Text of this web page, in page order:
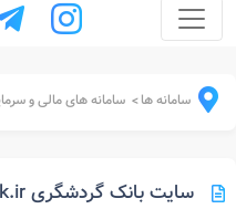
سامانه ها> سامانه های مالی و
سایت بانک گردشگری tourismbank.ir